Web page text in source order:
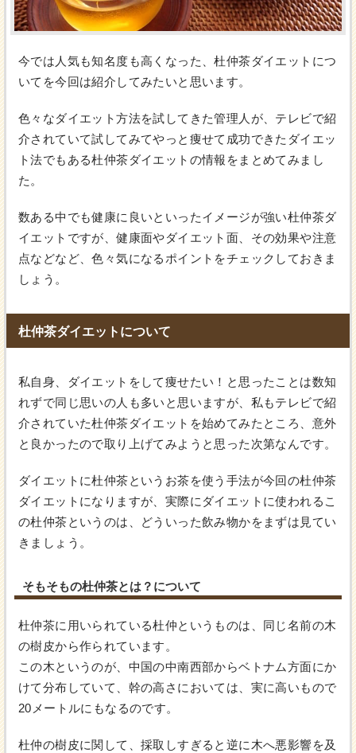
今では人気も知名度も高くなった、杜仲茶ダイエットにつ
いてを今回は紹介してみたいと思います。
色々なダイエット方法を試してきた管理人が、テレビで紹
介されていて試してみてやっと痩せて成功できたダイエッ
ト法でもある杜仲茶ダイエットの情報をまとめてみまし
た。
数ある中でも健康に良いといったイメージが強い杜仲茶ダ
イエットですが、健康面やダイエット面、その効果や注意
点などなど、色々気になるポイントをチェックしておきま
しょう。
杜仲茶ダイエットについて
私自身、ダイエットをして痩せたい！と思ったことは数知
れずで同じ思いの人も多いと思いますが、私もテレビで紹
介されていた杜仲茶ダイエットを始めてみたところ、意外
と良かったので取り上げてみようと思った次第なんです。
ダイエットに杜仲茶というお茶を使う手法が今回の杜仲茶
ダイエットになりますが、実際にダイエットに使われるこ
の杜仲茶というのは、どういった飲み物かをまずは見てい
きましょう。
そもそもの杜仲茶とは？について
杜仲茶に用いられている杜仲というものは、同じ名前の木
の樹皮から作られています。
この木というのが、中国の中南西部からベトナム方面にか
けて分布していて、幹の高さにおいては、実に高いもので
20メートルにもなるのです。
杜仲の樹皮に関して、採取しすぎると逆に木へ悪影響を及